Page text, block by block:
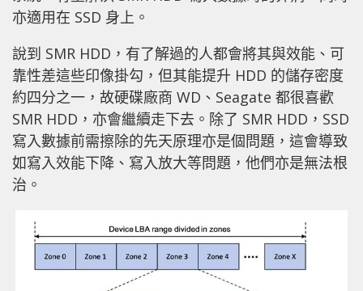
亦適用在 SSD 身上。
說到 SMR HDD，有了解過的人都會將其與效能、可
靠性差這些印像掛勾，但其能提升 HDD 的儲存密度
約四分之一，故硬碟廠商 WD、Seagate 都很喜歡
SMR HDD，亦會繼續走下去。除了 SMR HDD，SSD
寫入數據前需擦除的先天原理亦是個問題，這會導致
如寫入效能下降、寫入放大等問題，他們亦是無法根
治。